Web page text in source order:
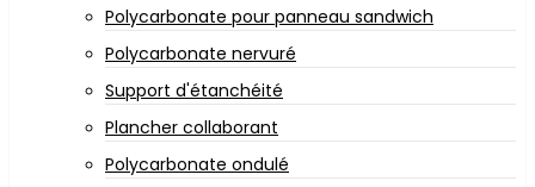
Polycarbonate pour panneau sandwich
Polycarbonate nervuré
Support d'étanchéité
Plancher collaborant
Polycarbonate ondulé